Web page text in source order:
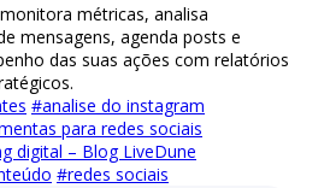
métricas, analisa
mensagens, agenda posts e
das suas ações com relatórios
#analise do instagram
para redes sociais
digital – Blog LiveDune
#redes sociais